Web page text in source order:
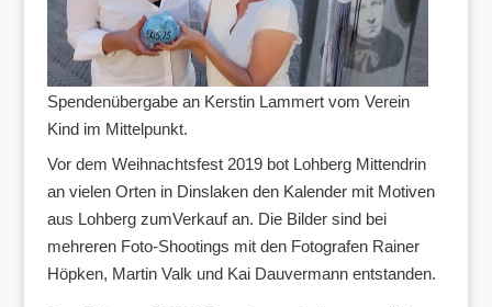
Spendenübergabe an Kerstin Lammert vom Verein
Kind im Mittelpunkt.
Vor dem Weihnachtsfest 2019 bot Lohberg Mittendrin
an vielen Orten in Dinslaken den Kalender mit Motiven
aus Lohberg zumVerkauf an. Die Bilder sind bei
mehreren Foto-Shootings mit den Fotografen Rainer
Höpken, Martin Valk und Kai Dauvermann entstanden.